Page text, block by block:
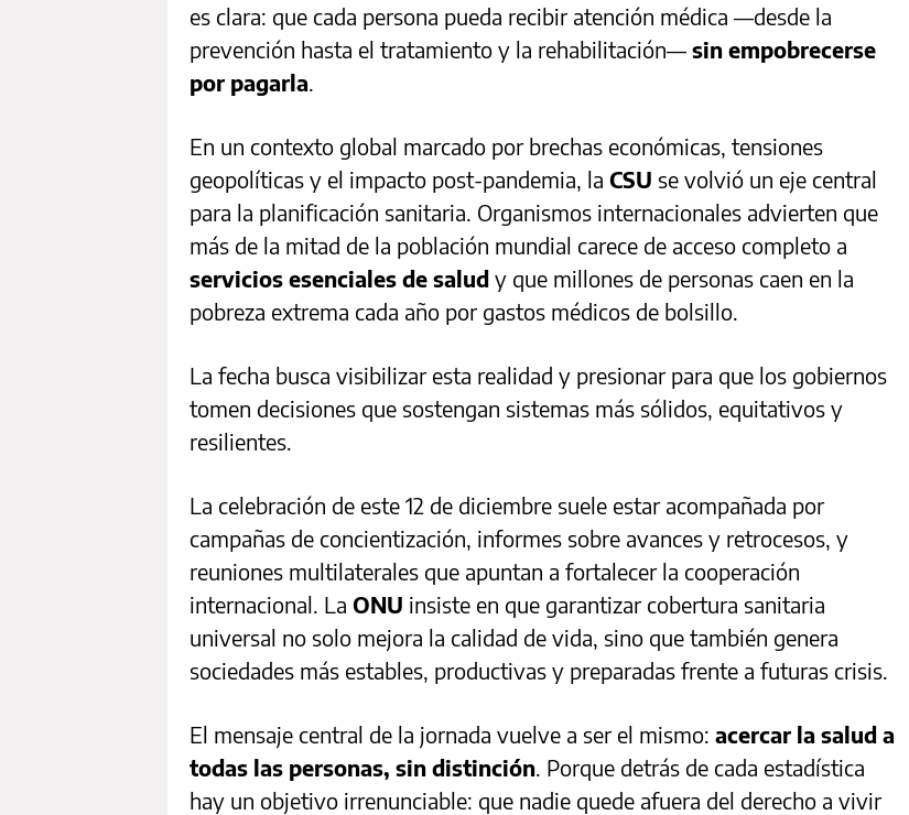
es clara: que cada persona pueda recibir atención médica —desde la
prevención hasta el tratamiento y la rehabilitación— sin empobrecerse
por pagarla.
En un contexto global marcado por brechas económicas, tensiones
geopolíticas y el impacto post-pandemia, la CSU se volvió un eje central
para la planificación sanitaria. Organismos internacionales advierten que
más de la mitad de la población mundial carece de acceso completo a
servicios esenciales de salud y que millones de personas caen en la
pobreza extrema cada año por gastos médicos de bolsillo.
La fecha busca visibilizar esta realidad y presionar para que los gobiernos
tomen decisiones que sostengan sistemas más sólidos, equitativos y
resilientes.
La celebración de este 12 de diciembre suele estar acompañada por
campañas de concientización, informes sobre avances y retrocesos, y
reuniones multilaterales que apuntan a fortalecer la cooperación
internacional. La ONU insiste en que garantizar cobertura sanitaria
universal no solo mejora la calidad de vida, sino que también genera
sociedades más estables, productivas y preparadas frente a futuras crisis.
El mensaje central de la jornada vuelve a ser el mismo: acercar la salud a
todas las personas, sin distinción. Porque detrás de cada estadística
hay un objetivo irrenunciable: que nadie quede afuera del derecho a vivir